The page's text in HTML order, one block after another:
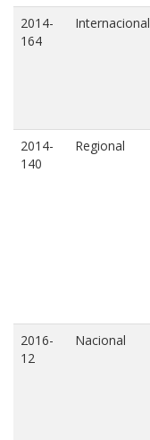
2014-
164
Internacional
2014-
140
Regional
2016-
12
Nacional